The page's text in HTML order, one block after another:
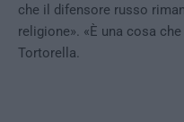
che il difensore russo
religione». «È una cosa
Tortorella.